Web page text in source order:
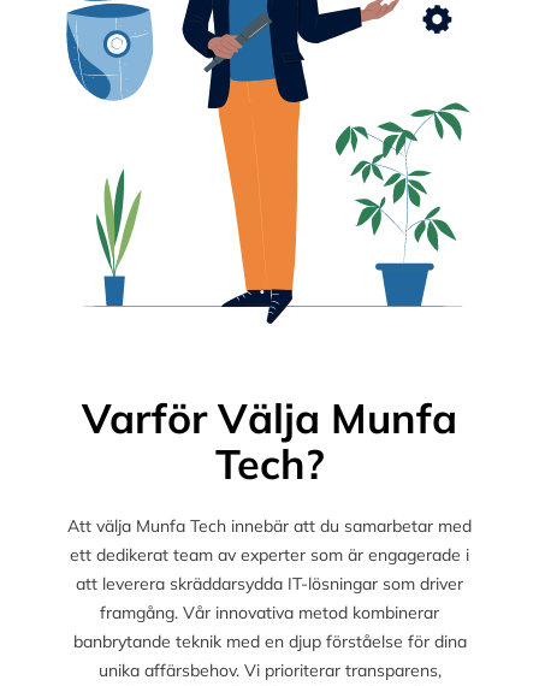
Varför Välja Munfa
Tech?
Att välja Munfa Tech innebär att du samarbetar med
ett dedikerat team av experter som är engagerade i
att leverera skräddarsydda IT-lösningar som driver
framgång. Vår innovativa metod kombinerar
banbrytande teknik med en djup förståelse för dina
unika affärsbehov. Vi prioriterar transparens,